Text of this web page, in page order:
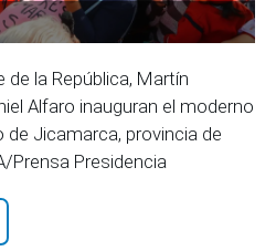
de la República, Martín
Alfaro inauguran el moderno
de Jicamarca, provincia de
Prensa Presidencia